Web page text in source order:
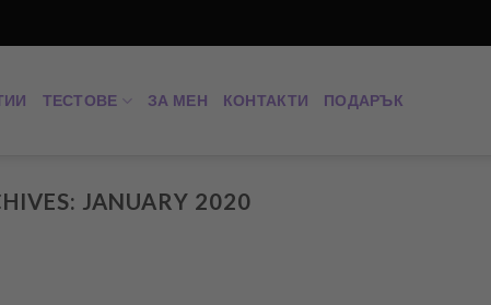
ТЕСТОВЕ ЗА МЕН КОНТАКТИ ПОДАРЪК
JANUARY 2020